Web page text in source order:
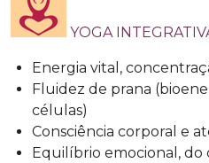
YOGA
Energia vital,
Fluidez de prana
células)
Consciência corporal e
Equilíbrio emocional,